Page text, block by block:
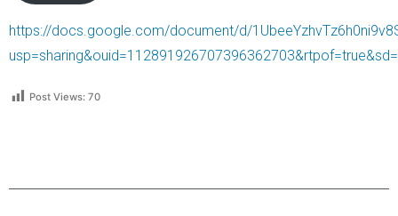
https://docs.google.com/document/d/
Post Views: 70